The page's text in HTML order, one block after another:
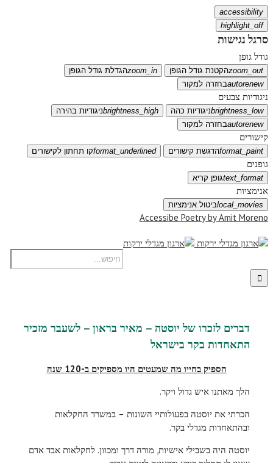
accessibility
highlight_off
סרגל נגישות
גודל גופן
zoom_outהקטנת גודל הגופן zoom_inהגדלת גודל הגופן
autorenewבחזרה למקור
ניגודיות צבעים
brightness_lowניגודיות כהה brightness_highניגודיות בהירה
autorenewבחזרה למקור
קישורים
format_paintהדגשת קישורים format_underlinedקו תחתון לקישורים
גופנים
text_formatגופן קריא
אנימציות
local_moviesביטול אנימציות
Accessibe Poetry by Amit Moreno
דברים לזכרו של יוסטה – מאיר בראון – לשעבר מזכיר
התאחדות בקר בישראל
הספיק בחייו מה שמעטים היו מספיקים ב-120 שנה
הלך מאתנו איש גדול ויקר.
הכרתי את יוסטה בפעולותיי השונות – במשרד החקלאות
ובהתאחדות מגדלי בקר.
יוסטה היה בשבילי אישיות, מורה דרך ומכוון. לחקלאות אבד אדם